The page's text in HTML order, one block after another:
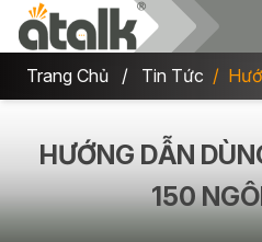
Trang Chủ Tin Tức
HƯỚNG DẪN
150